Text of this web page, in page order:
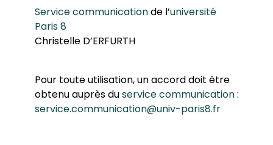
Programme européen ERASMUS
Système européen de transferts de crédits
Vie étudiante
Vie universitaire
Sport
Service communicationde l’université
Paris 8
Christelle D’ERFURTH
Pour toute utilisation, un accord doit être
obtenu auprès duservice communication:
service.communication@univ-paris8.fr